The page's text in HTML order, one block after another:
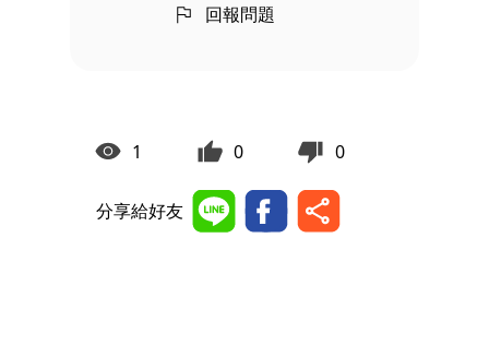
回報問題
1 0 0
分享給好友